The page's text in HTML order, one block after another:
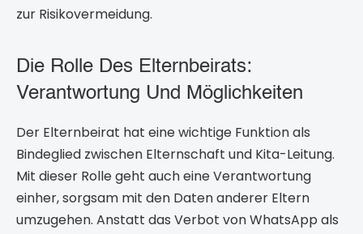
zur Risikovermeidung.
Die Rolle Des Elternbeirats:
Verantwortung Und Möglichkeiten
Der Elternbeirat hat eine wichtige Funktion als
Bindeglied zwischen Elternschaft und Kita-Leitung.
Mit dieser Rolle geht auch eine Verantwortung
einher, sorgsam mit den Daten anderer Eltern
umzugehen. Anstatt das Verbot von WhatsApp als